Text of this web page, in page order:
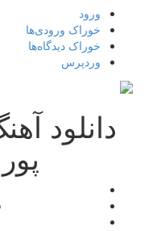
ورود
خوراک ورودی‌ها
خوراک دیدگاه‌ها
وردپرس
دانلود